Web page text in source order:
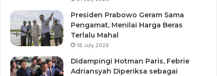
Presiden Prabowo Geram Sama
Pengamat, Menilai Harga Beras
Terlalu Mahal
18 July 2026
Didampingi Hotman Paris, Febrie
Adriansyah Diperiksa sebagai